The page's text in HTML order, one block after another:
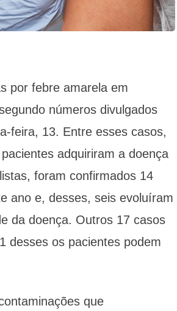
por febre amarela em
números divulgados
feira, 13. Entre esses casos,
adquiriram a doença
foram confirmados 14
ano e, desses, seis evoluíram
da doença. Outros 17 casos
desses os pacientes podem
que